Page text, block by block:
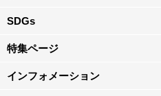
SDGs
特集ページ
インフォメーション